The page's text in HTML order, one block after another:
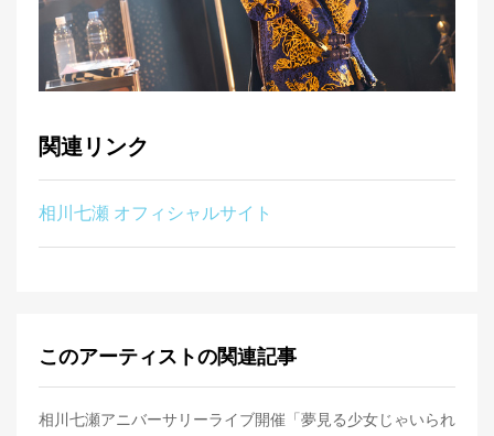
関連リンク
相川七瀬 オフィシャルサイト
このアーティストの関連記事
相川七瀬アニバーサリーライブ開催「夢見る少女じゃいられ